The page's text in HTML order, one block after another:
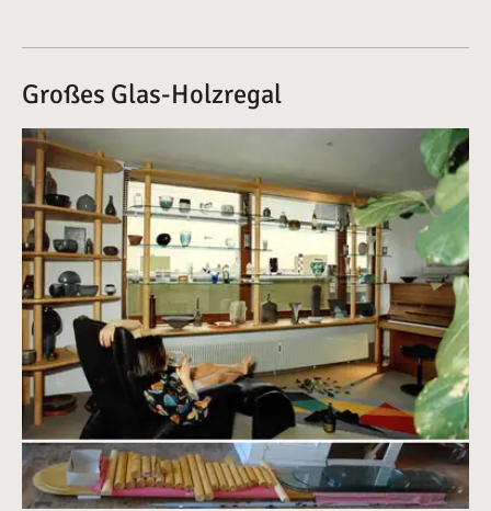
Großes Glas-Holzregal
Vergrößerte Version anzeigen